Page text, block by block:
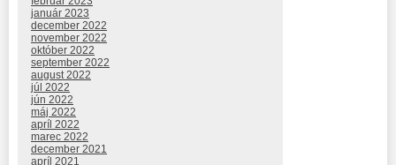
január 2023
december 2022
november 2022
október 2022
september 2022
august 2022
júl 2022
jún 2022
máj 2022
apríl 2022
marec 2022
december 2021
apríl 2021